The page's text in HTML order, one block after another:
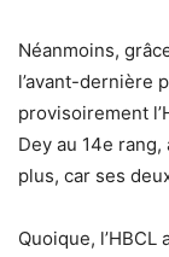
Néanmoins,
l’avant-dernière
provisoirement
Dey au 14e
plus, car ses
Quoique,